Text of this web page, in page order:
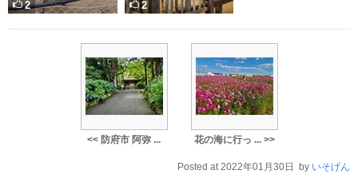
2 2
<< 防府市 阿弥 ... 花の海に行っ ... >>
Posted at 2022年01月30日 by いそげん